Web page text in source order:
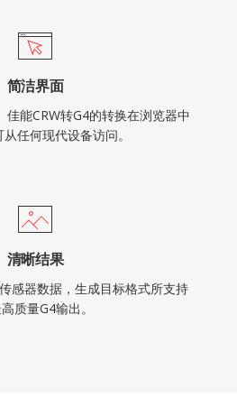
简洁界面
能CRW转G4的转换在浏览器中
任何现代设备访问。
清晰结果
感器数据，生成目标格式所支持
质量G4输出。